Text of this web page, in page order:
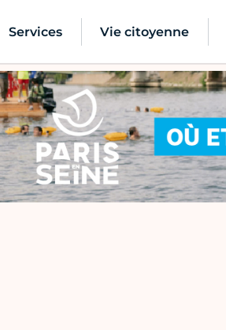
Services Vie citoyenne